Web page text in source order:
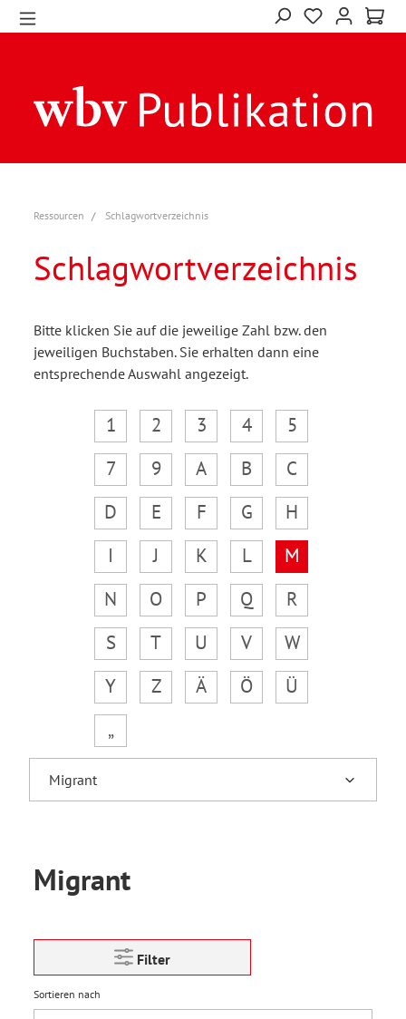
Ressourcen Schlagwortverzeichnis
Schlagwortverzeichnis
Bitte klicken Sie auf die jeweilige Zahl bzw. den
jeweiligen Buchstaben. Sie erhalten dann eine
entsprechende Auswahl angezeigt.
1 2 3 4
5
7
9 A B
C
D
E F G
H
I
J K L
M
N
O P Q
R
S
T U V
W
Y
Z Ä Ö
Ü
„
Migrant
Filter
Sortieren nach